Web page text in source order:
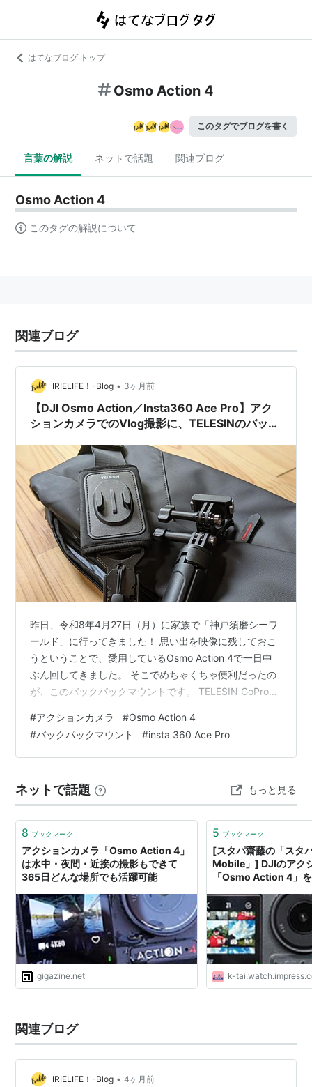
はてなブログ トップ
Osmo Action 4
このタグでブログを書く
言葉の解説 ネットで話題 関連ブログ
Osmo Action 4
このタグの解説について
関連ブログ
IRIELIFE！-Blog • 3ヶ月前
【DJI Osmo Action／Insta360 Ace Pro】アク
ションカメラでのVlog撮影に、TELESINのバック
昨日、令和8年4月27日（月）に家族で「神戸須磨シーワ
ールド」に行ってきました！ 思い出を映像に残しておこ
うということで、愛用しているOsmo Action 4で一日中
ぶん回してきました。 そこでめちゃくちゃ便利だったの
が、このバックパックマウントです。 TELESIN GoProに
ストラップマウント 調節可能 GoPro用 アクセサリー
Hero 13-5 Black Mini / Insta360 X5 X4 X3 Ace Pro/Ace
Pro 2 Go2 / DJI Action 6 5 Pro 3 4 Pocket2 3用 TEL…
#アクションカメラ #Osmo Action 4
#バックパックマウント #insta 360 Ace Pro
ネットで話題 もっと見る
8 ブックマーク
アクションカメラ「Osmo Action 4」
は水中・夜間・近接の撮影もできて
365日どんな場所でも活躍可能
gigazine.net
5 ブックマーク
[スタパ齋藤の「スタ
Mobile」] DJIのアク
「Osmo Action 4」
k-
関連ブログ
IRIELIFE！-Blog • 4ヶ月前